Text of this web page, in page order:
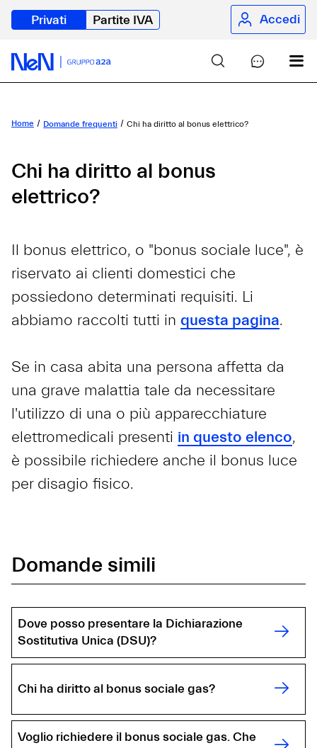
Privati Partite IVA Accedi
Home Domande frequenti Chi ha diritto al bonus elettrico?
Chi ha diritto al bonus
elettrico?
Il bonus elettrico, o "bonus sociale luce", è
riservato ai clienti domestici che
possiedono determinati requisiti. Li
abbiamo raccolti tutti in questa pagina.
Se in casa abita una persona affetta da
una grave malattia tale da necessitare
l'utilizzo di una o più apparecchiature
elettromedicali presenti in questo elenco,
è possibile richiedere anche il bonus luce
per disagio fisico.
Domande simili
Dove posso presentare la Dichiarazione
Sostitutiva Unica (DSU)?
Chi ha diritto al bonus sociale gas?
Voglio richiedere il bonus sociale gas. Che